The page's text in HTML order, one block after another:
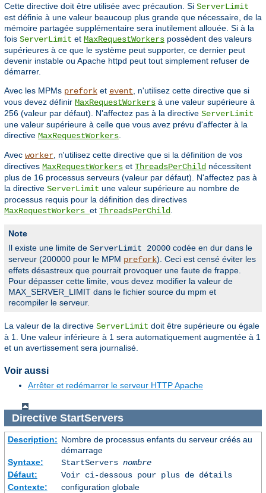
Cette directive doit être utilisée avec précaution. Si ServerLimit
est définie à une valeur beaucoup plus grande que nécessaire, de la
mémoire partagée supplémentaire sera inutilement allouée. Si à la
fois ServerLimit et MaxRequestWorkers possèdent des valeurs
supérieures à ce que le système peut supporter, ce dernier peut
devenir instable ou Apache httpd peut tout simplement refuser de
démarrer.
Avec les MPMs prefork et event , n'utilisez cette directive que si
vous devez définir MaxRequestWorkers à une valeur supérieure à
256 (valeur par défaut). N'affectez pas à la directive ServerLimit
une valeur supérieure à celle que vous avez prévu d'affecter à la
directive MaxRequestWorkers
Avec worker , n'utilisez cette directive que si la définition de vos
directives MaxRequestWorkers et ThreadsPerChild nécessitent
plus de 16 processus serveurs (valeur par défaut). N'affectez pas à
la directive ServerLimit une valeur supérieure au nombre de
processus requis pour la définition des directives
MaxRequestWorkers et ThreadsPerChild
Note
Il existe une limite de ServerLimit 20000 codée en dur dans le
serveur (200000 pour le MPM prefork). Ceci est censé éviter les
effets désastreux que pourrait provoquer une faute de frappe.
Pour dépasser cette limite, vous devez modifier la valeur de
MAX_SERVER_LIMIT dans le fichier source du mpm et
recompiler le serveur.
La valeur de la directive ServerLimit doit être supérieure ou égale
à 1. Une valeur inférieure à 1 sera automatiquement augmentée à 1
et un avertissement sera journalisé.
Voir aussi
Arrêter et redémarrer le serveur HTTP Apache
Directive StartServers
Description: Nombre de processus enfants du serveur créés au
démarrage
Syntaxe:
StartServers nombre
Défaut:
Voir ci-dessous pour plus de détails
Contexte:
configuration globale